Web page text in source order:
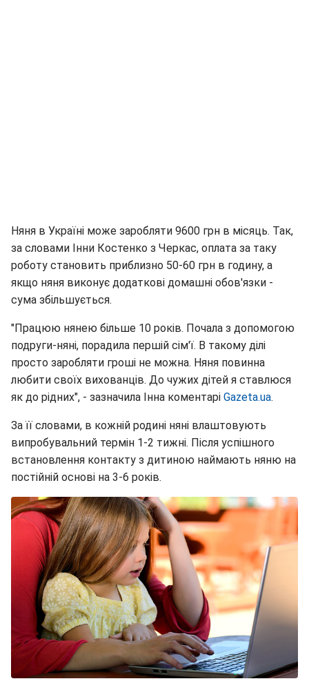
Няня в Україні може заробляти 9600 грн в місяць. Так,
за словами Інни Костенко з Черкас, оплата за таку
роботу становить приблизно 50-60 грн в годину, а
якщо няня виконує додаткові домашні обов'язки -
сума збільшується.
"Працюю нянею більше 10 років. Почала з допомогою
подруги-няні, порадила першій сім'ї. В такому ділі
просто заробляти гроші не можна. Няня повинна
любити своїх вихованців. До чужих дітей я ставлюся
як до рідних", - зазначила Інна коментарі Gazeta.ua.
За її словами, в кожній родині няні влаштовують
випробувальний термін 1-2 тижні. Після успішного
встановлення контакту з дитиною наймають няню на
постійній основі на 3-6 років.